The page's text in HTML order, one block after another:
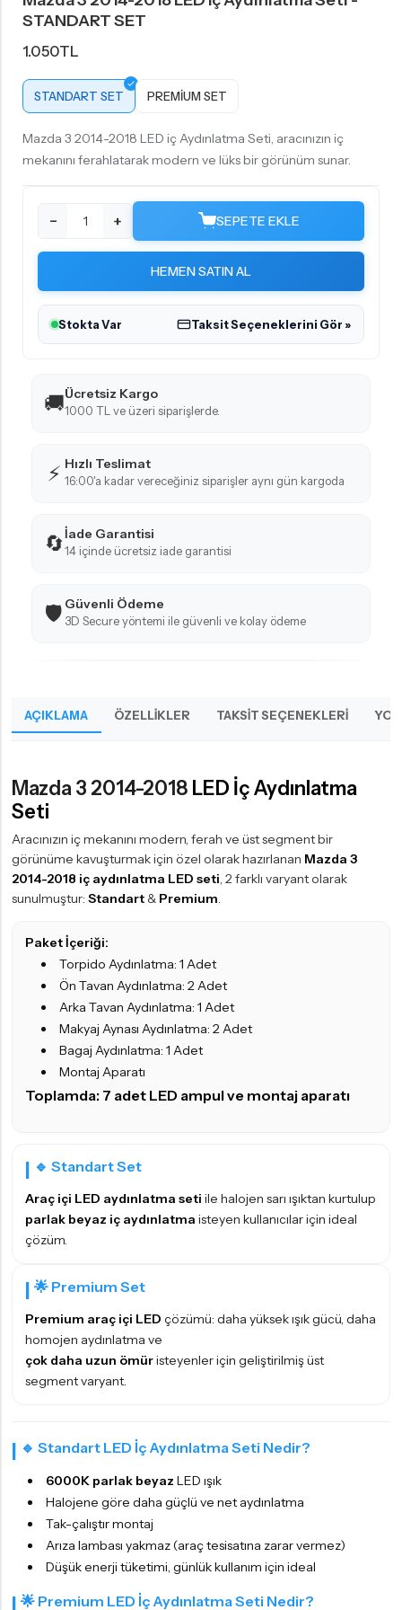
STANDART SET
1.050TL
STANDART SET PREMIUM SET
Mazda 3 2014-2018 LED iç Aydınlatma Seti, aracınızın iç
mekanını ferahlatarak modern ve lüks bir görünüm sunar.
− + SEPETE EKLE
HEMEN SATIN AL
Stokta Var Taksit Seçeneklerini Gör »
🚚Ücretsiz Kargo
1000 TL ve üzeri siparişlerde.
⚡ Hızlı Teslimat
16:00'a kadar vereceğiniz siparişler aynı gün kargoda
🔄İade Garantisi
14 içinde ücretsiz iade garantisi
🛡️ Güvenli Ödeme
3D Secure yöntemi ile güvenli ve kolay ödeme
AÇIKLAMA ÖZELLIKLER TAKSIT SEÇENEKLERI
Mazda 3 2014-2018 LED İç Aydınlatma
Seti
Aracınızın iç mekanını modern, ferah ve üst segment bir
görünüme kavuşturmak için özel olarak hazırlanan Mazda 3
2014-2018 iç aydınlatma LED seti, 2 farklı varyant olarak
sunulmuştur: Standart & Premium.
Paket İçeriği:
Torpido Aydınlatma: 1 Adet
Ön Tavan Aydınlatma: 2 Adet
Arka Tavan Aydınlatma: 1 Adet
Makyaj Aynası Aydınlatma: 2 Adet
Bagaj Aydınlatma: 1 Adet
Montaj Aparatı
Toplamda: 7 adet LED ampulve montaj aparatı
🔹 Standart Set
Araç içi LED aydınlatma seti ile halojen sarı ışıktan kurtulup
parlak beyaz iç aydınlatma isteyen kullanıcılar için ideal
çözüm.
🌟 Premium Set
Premium araç içi LED çözümü: daha yüksek ışık gücü, daha
homojen aydınlatma ve
çok daha uzun ömüristeyenler için geliştirilmiş üst
segment varyant.
🔹 Standart LED İç Aydınlatma Seti Nedir?
6000K parlak beyaz LED ışık
Halojene göre daha güçlü ve net aydınlatma
Tak-çalıştır montaj
Arıza lambası yakmaz (araç tesisatına zarar vermez)
Düşük enerji tüketimi, günlük kullanım için ideal
🌟 Premium LED İç Aydınlatma Seti Nedir?